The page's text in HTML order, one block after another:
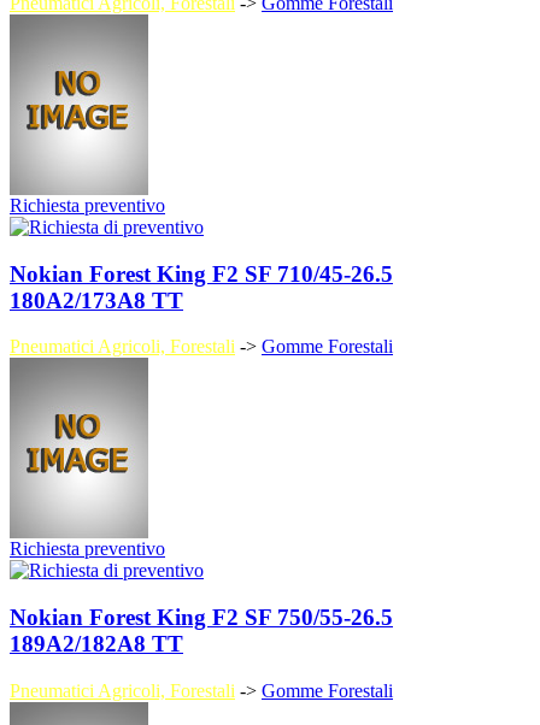
Richiesta preventivo
Nokian Forest King F2 SF 710/45-26.5
180A2/173A8 TT
Pneumatici Agricoli, Forestali -> Gomme Forestali
Richiesta preventivo
Nokian Forest King F2 SF 750/55-26.5
189A2/182A8 TT
Pneumatici Agricoli, Forestali -> Gomme Forestali